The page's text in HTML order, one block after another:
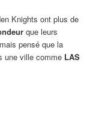
Knights ont plus de
que leurs
pensé que la
une ville comme LAS